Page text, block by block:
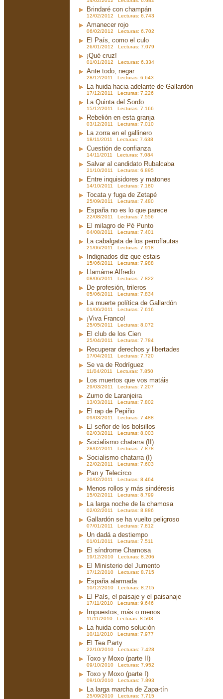
Brindaré con champán
12/02/2012 Lecturas: 6.743
Amanecer rojo
06/02/2012 Lecturas: 6.702
El País, como el culo
26/01/2012 Lecturas: 7.079
¡Qué cruz!
01/01/2012 Lecturas: 6.334
Ante todo, negar
28/12/2011 Lecturas: 6.643
La huida hacia adelante de Gallardón
17/12/2011 Lecturas: 7.226
La Quinta del Sordo
15/12/2011 Lecturas: 7.166
Rebelión en esta granja
03/12/2011 Lecturas: 7.010
La zorra en el gallinero
18/11/2011 Lecturas: 7.638
Cuestión de confianza
14/11/2011 Lecturas: 7.084
Salvar al candidato Rubalcaba
21/10/2011 Lecturas: 6.895
Entre inquisidores y matones
14/10/2011 Lecturas: 7.180
Tocata y fuga de Zetapé
25/09/2011 Lecturas: 7.480
España no es lo que parece
22/08/2011 Lecturas: 7.556
El milagro de Pé Punto
04/08/2011 Lecturas: 7.401
La cabalgata de los perroflautas
21/06/2011 Lecturas: 7.918
Indignados diz que estais
15/06/2011 Lecturas: 7.988
Llamáme Alfredo
08/06/2011 Lecturas: 7.822
De profesión, trileros
05/06/2011 Lecturas: 7.834
La muerte política de Gallardón
01/06/2011 Lecturas: 7.616
¡Viva Franco!
25/05/2011 Lecturas: 8.072
El club de los Cien
25/04/2011 Lecturas: 7.784
Recuperar derechos y libertades
17/04/2011 Lecturas: 7.720
Se va de Rodríguez
11/04/2011 Lecturas: 7.850
Los muertos que vos matáis
29/03/2011 Lecturas: 7.207
Zumo de Laranjeira
13/03/2011 Lecturas: 7.802
El rap de Pepiño
09/03/2011 Lecturas: 7.488
El señor de los bolsillos
02/03/2011 Lecturas: 8.003
Socialismo chatarra (II)
28/02/2011 Lecturas: 7.878
Socialismo chatarra (I)
22/02/2011 Lecturas: 7.603
Pan y Telecirco
20/02/2011 Lecturas: 8.464
Menos rollos y más sindéresis
15/02/2011 Lecturas: 8.799
La larga noche de la chamosa
02/02/2011 Lecturas: 8.886
Gallardón se ha vuelto peligroso
07/01/2011 Lecturas: 7.812
Un dadá a destiempo
01/01/2011 Lecturas: 7.511
El síndrome Chamosa
19/12/2010 Lecturas: 8.206
El Ministerio del Jumento
17/12/2010 Lecturas: 8.715
España alarmada
10/12/2010 Lecturas: 8.215
El País, el paisaje y el paisanaje
17/11/2010 Lecturas: 9.646
Impuestos, más o menos
11/11/2010 Lecturas: 8.503
La huida como solución
10/11/2010 Lecturas: 7.977
El Tea Party
22/10/2010 Lecturas: 7.428
Toxo y Moxo (parte II)
09/10/2010 Lecturas: 7.952
Toxo y Moxo (parte I)
09/10/2010 Lecturas: 7.893
La larga marcha de Zapa-tín
25/09/2010 Lecturas: 7.715